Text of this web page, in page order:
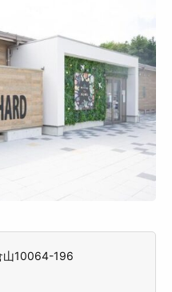
山10064-196